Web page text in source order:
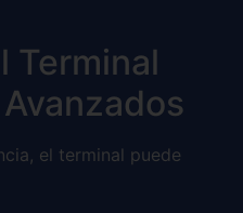
Terminal
el terminal puede